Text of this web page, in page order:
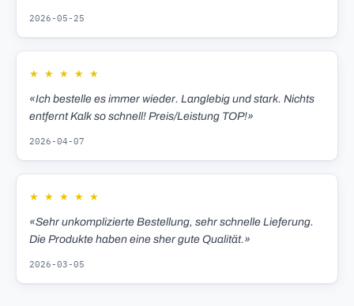
2026-05-25
★ ★ ★ ★ ★
«Ich bestelle es immer wieder. Langlebig und stark. Nichts
entfernt Kalk so schnell! Preis/Leistung TOP!»
2026-04-07
★ ★ ★ ★ ★
«Sehr unkomplizierte Bestellung, sehr schnelle Lieferung.
Die Produkte haben eine sher gute Qualität.»
2026-03-05